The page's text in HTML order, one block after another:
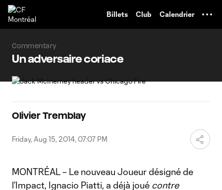
Billets Club Calendrier
Commentary
Un adversaire coriace
Olivier Tremblay
Friday, Aug 15, 2014, 07:07 PM
MONTRÉAL – Le nouveau Joueur désigné de
l’Impact, Ignacio Piatti, a déjà joué contre